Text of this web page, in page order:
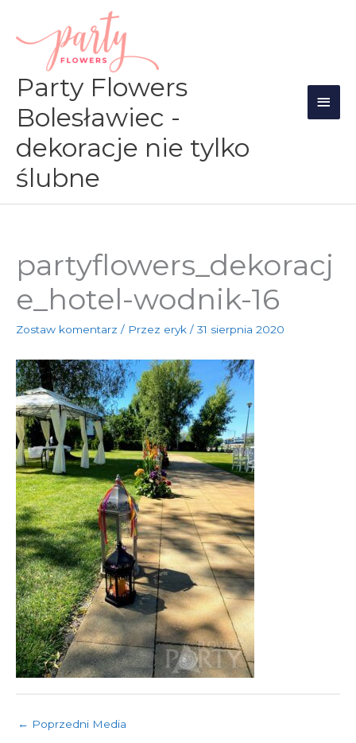
treści
Party Flowers
Bolesławiec -
dekoracje nie tylko
ślubne
partyflowers_dekoracj
e_hotel-wodnik-16
Zostaw komentarz / Przez eryk / 31 sierpnia 2020
← Poprzedni Media